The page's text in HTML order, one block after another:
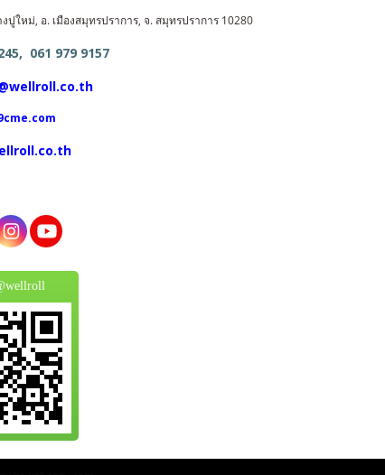
ใหม่, อ. เมืองสมุทรปราการ, จ. สมุทรปราการ 10280
061 979 9157